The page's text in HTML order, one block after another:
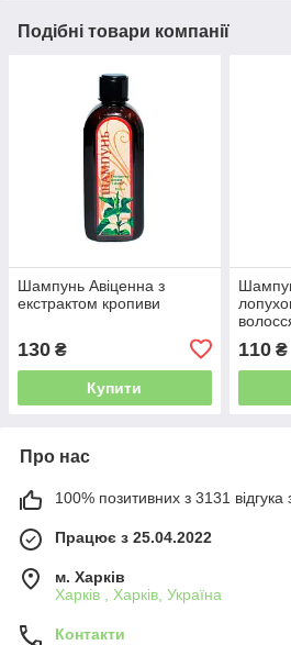
Подібні товари компанії
Шампунь Авіценна з
екстрактом кропиви
130 ₴
Купити
110₴
Про нас
100% позитивних з 3131 відгука
Працює з 25.04.2022
м. Харків
Харків , Харків, Україна
Контакти